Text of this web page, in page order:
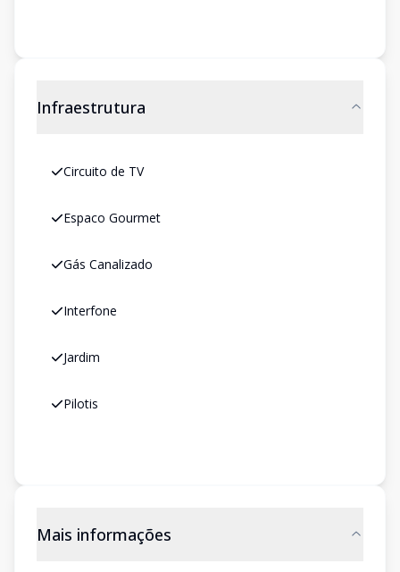
Infraestrutura
Circuito de TV
Espaco Gourmet
Gás Canalizado
Interfone
Jardim
Pilotis
Mais informações